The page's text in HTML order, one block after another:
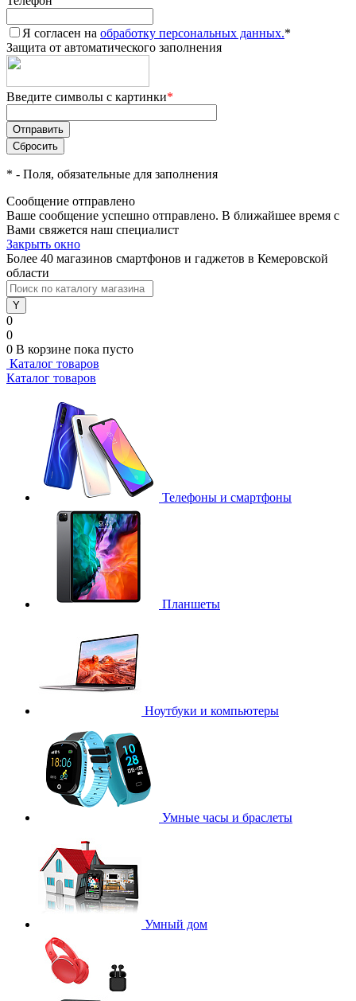
Я согласен на обработку персональных данных.*
Защита от автоматического заполнения
Введите символы с картинки*
* - Поля, обязательные для заполнения
Сообщение отправлено
Ваше сообщение успешно отправлено. В ближайшее время с
Вами свяжется наш специалист
Закрыть окно
Более 40 магазинов смартфонов и гаджетов в Кемеровской
области
0
0
0 В корзине пока пусто
Каталог товаров
Каталог товаров
Телефоны и смартфоны
Планшеты
Ноутбуки и компьютеры
Умные часы и браслеты
Умный дом